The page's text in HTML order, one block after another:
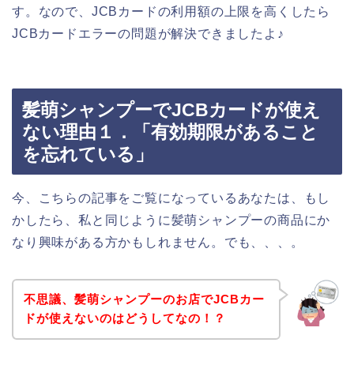
す。なので、JCBカードの利用額の上限を高くしたら
JCBカードエラーの問題が解決できましたよ♪
髪萌シャンプーでJCBカードが使え
ない理由１．「有効期限があること
を忘れている」
今、こちらの記事をご覧になっているあなたは、もし
かしたら、私と同じように髪萌シャンプーの商品にか
なり興味がある方かもしれません。でも、、、。
不思議、髪萌シャンプーのお店でJCBカー
ドが使えないのはどうしてなの！？